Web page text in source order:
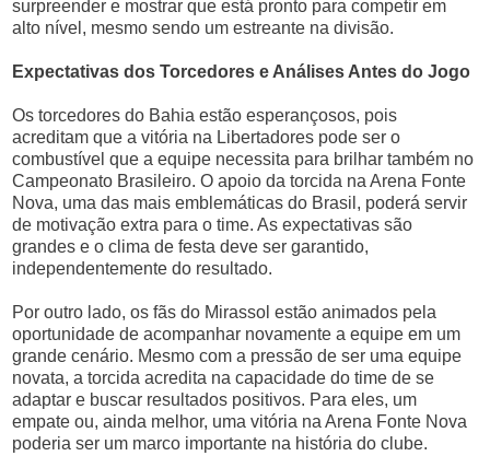
surpreender e mostrar que está pronto para competir em
alto nível, mesmo sendo um estreante na divisão.
Expectativas dos Torcedores e Análises Antes do Jogo
Os torcedores do Bahia estão esperançosos, pois
acreditam que a vitória na Libertadores pode ser o
combustível que a equipe necessita para brilhar também no
Campeonato Brasileiro. O apoio da torcida na Arena Fonte
Nova, uma das mais emblemáticas do Brasil, poderá servir
de motivação extra para o time. As expectativas são
grandes e o clima de festa deve ser garantido,
independentemente do resultado.
Por outro lado, os fãs do Mirassol estão animados pela
oportunidade de acompanhar novamente a equipe em um
grande cenário. Mesmo com a pressão de ser uma equipe
novata, a torcida acredita na capacidade do time de se
adaptar e buscar resultados positivos. Para eles, um
empate ou, ainda melhor, uma vitória na Arena Fonte Nova
poderia ser um marco importante na história do clube.